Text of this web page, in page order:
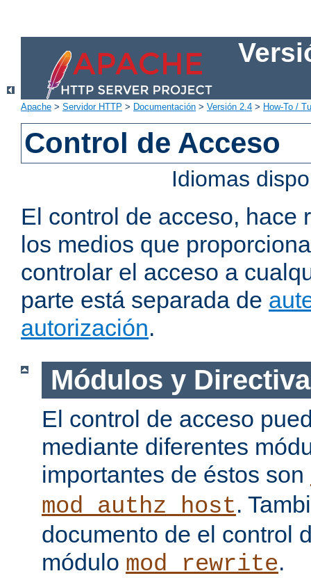
Apache > Servidor HTTP > Documentación > Versión 2.4 > How-To /
Control de Acceso
Idiomas
El control de acceso, hace
los medios que
controlar el acceso a
parte está separada de
autorización.
Módulos y
El control de acceso
mediante diferentes
importantes de éstos son
mod_authz_host.
documento de el control
módulo mod_rewrite.